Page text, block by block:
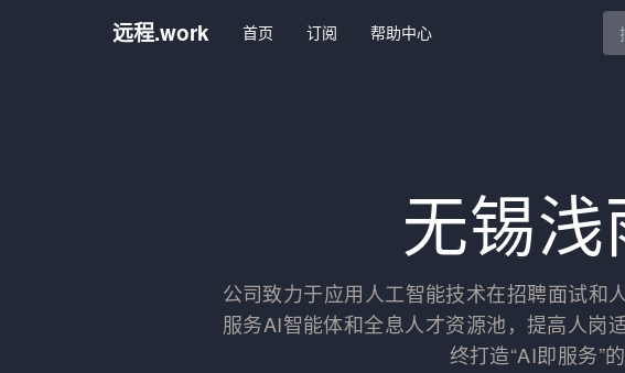
远程.work 首页 订阅 帮助中心
无锡
公司致力于应用人工智能技术在招聘面试和
服务AI智能体和全息人才资源池，提高人岗
终打造“AI即服务”